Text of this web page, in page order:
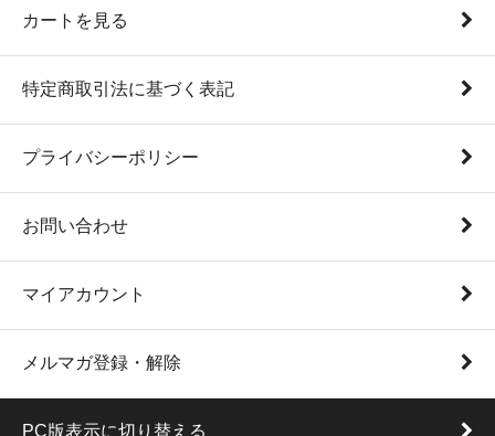
カートを見る
特定商取引法に基づく表記
プライバシーポリシー
お問い合わせ
マイアカウント
メルマガ登録・解除
PC版表示に切り替える